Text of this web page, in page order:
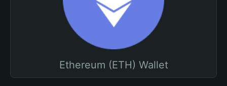
Ethereum (ETH) Wallet